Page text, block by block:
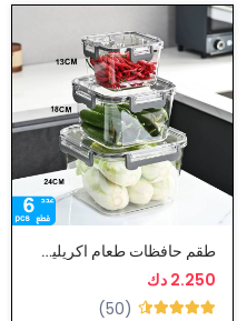
طقم حافظات طعام اكريليك بغطاء محكم الاغلاق
2.250 دك
(50)